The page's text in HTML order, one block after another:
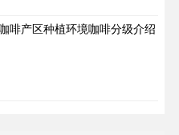
啡产区种植环境咖啡分级介绍